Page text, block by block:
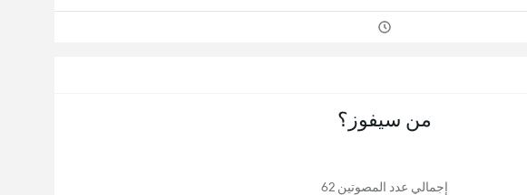
من سيفوز؟
إجمالي عدد المصوتين 62